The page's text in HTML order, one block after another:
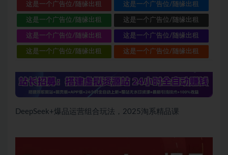
这是一个广告位/随缘出租 这是一个广告位/随缘出租
这是一个广告位/随缘出租 这是一个广告位/随缘出租
这是一个广告位/随缘出租 这是一个广告位/随缘出租
这是一个广告位/随缘出租 这是一个广告位/随缘出租
DeepSeek+爆品运营组合玩法，2025淘系精品课